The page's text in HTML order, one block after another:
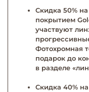
Скидка 50%
покрытием
участвуют
Фотохромная
подарок до
в разделе
Скидка 40%